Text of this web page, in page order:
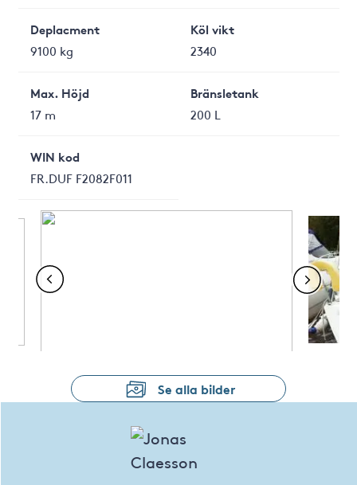
Deplacment
9100 kg
Köl vikt
2340
Max. Höjd
17 m
Bränsletank
200 L
WIN kod
FR.DUF F2082F011
Se alla bilder